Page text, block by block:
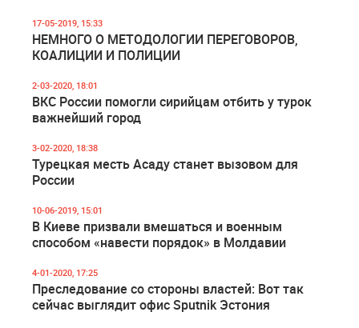
17-05-2019, 15:33
НЕМНОГО О МЕТОДОЛОГИИ ПЕРЕГОВОРОВ,
КОАЛИЦИИ И ПОЛИЦИИ
2-03-2020, 18:01
ВКС России помогли сирийцам отбить у турок
важнейший город
3-02-2020, 18:38
Турецкая месть Асаду станет вызовом для
России
10-06-2019, 15:01
В Киеве призвали вмешаться и военным
способом «навести порядок» в Молдавии
4-01-2020, 17:25
Преследование со стороны властей: Вот так
сейчас выглядит офис Sputnik Эстония